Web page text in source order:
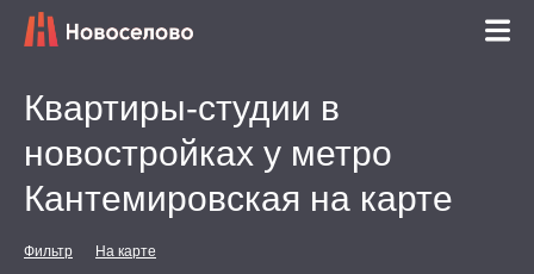
Квартиры-студии в
новостройках у метро
Кантемировская на карте
Фильтр На карте